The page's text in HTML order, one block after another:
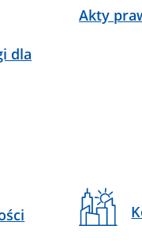
Akty
dla